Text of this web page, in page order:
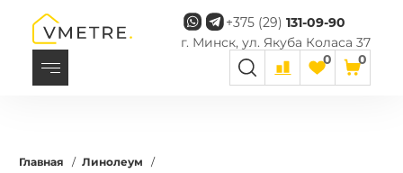
+375 (29) 131-09-90
г. Минск, ул. Якуба Коласа 37
0
0
Главная / Линолеум
/